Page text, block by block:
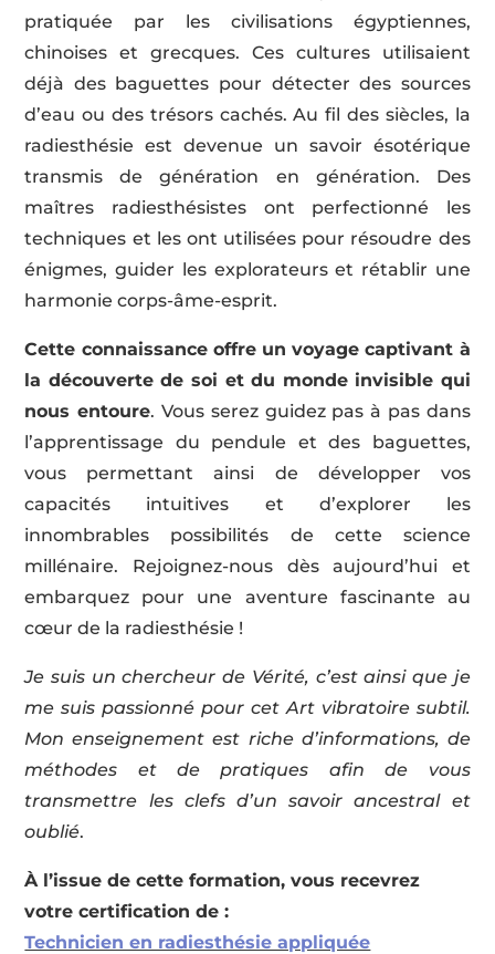
pratiquée par les civilisations égyptiennes,
chinoises et grecques. Ces cultures utilisaient
déjà des baguettes pour détecter des sources
d’eau ou des trésors cachés. Au fil des siècles, la
radiesthésie est devenue un savoir ésotérique
transmis de génération en génération. Des
maîtres radiesthésistes ont perfectionné les
techniques et les ont utilisées pour résoudre des
énigmes, guider les explorateurs et rétablir une
harmonie corps-âme-esprit.
Cette connaissance offre un voyage captivant à
la découverte de soi et du monde invisible qui
nous entoure. Vous serez guidez pas à pas dans
l’apprentissage du pendule et des baguettes,
vous permettant ainsi de développer vos
capacités intuitives et d’explorer les
innombrables possibilités de cette science
millénaire. Rejoignez-nous dès aujourd’hui et
embarquez pour une aventure fascinante au
cœur de la radiesthésie !
Je suis un chercheur de Vérité, c’est ainsi que je
me suis passionné pour cet Art vibratoire subtil.
Mon enseignement est riche d’informations, de
méthodes et de pratiques afin de vous
transmettre les clefs d’un savoir ancestral et
oublié.
À l’issue de cette formation, vous recevrez
votre certification de :
Technicien en radiesthésie appliquée